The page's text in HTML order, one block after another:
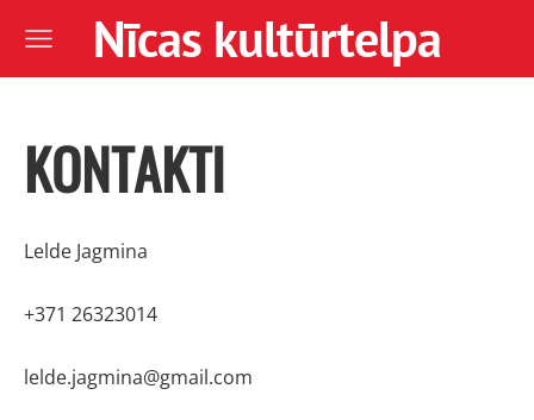
Nīcas kultūrtelpa
KONTAKTI
Lelde Jagmina
+371 26323014
lelde.jagmina@gmail.com